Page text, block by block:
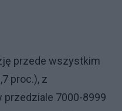
przede wszystkim
proc.), z
7000-8999